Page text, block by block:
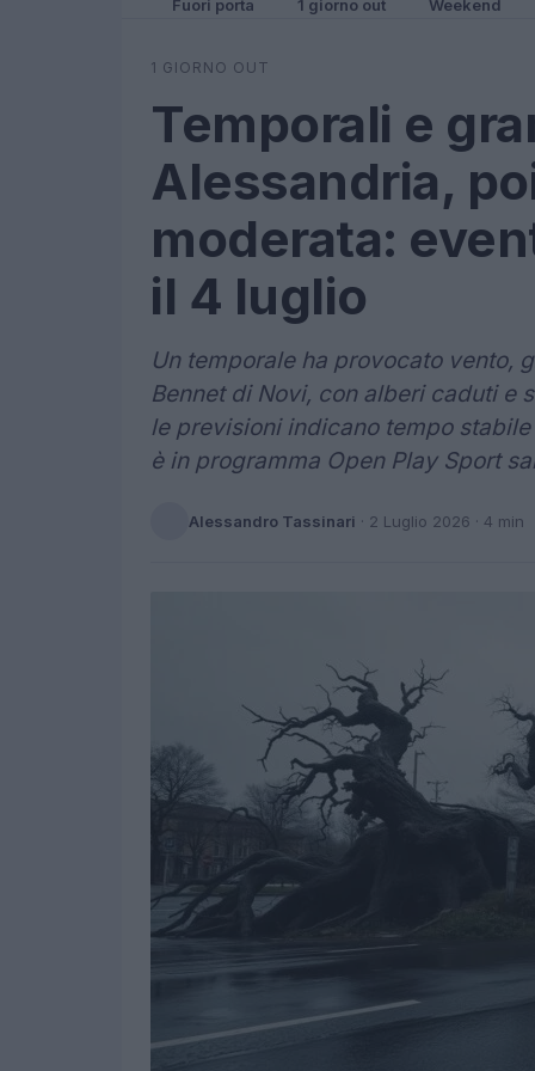
Fuori porta 1 giorno out Weekend
1 GIORNO OUT
Temporali e
Alessandria,
moderata:
il 4 luglio
Un temporale ha provocato vento,
Bennet di Novi, con alberi caduti e
le previsioni indicano tempo
è in programma Open Play Sport
Alessandro Tassinari · 2 Luglio 2026 · 4 min